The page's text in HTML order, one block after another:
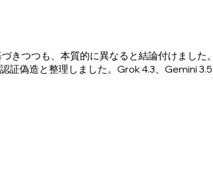
きつつも、本質的に異なると結論付けまし
偽造と整理しました。Grok 4.3、Gemini